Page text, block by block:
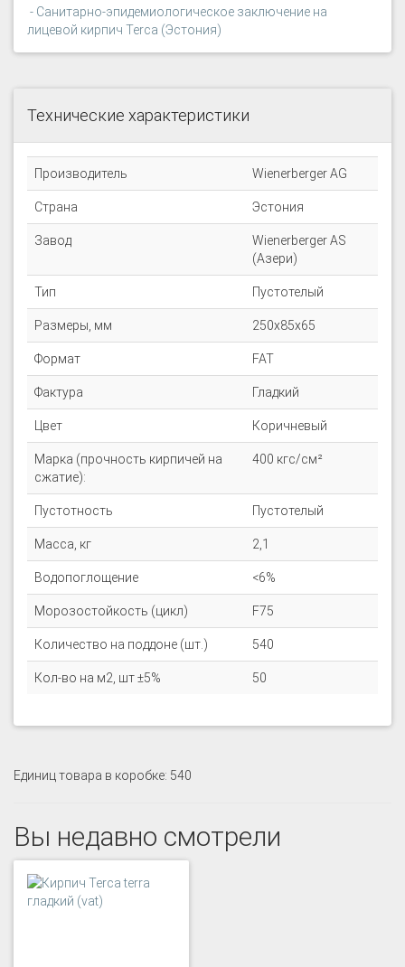
- Санитарно-эпидемиологическое заключение на
лицевой кирпич Terca (Эстония)
Технические характеристики
Производитель Wienerberger AG
Страна Эстония
Завод
Wienerberger AS
(Азери)
Тип Пустотелый
Размеры, мм 250х85х65
Формат FAT
Фактура Гладкий
Цвет Коричневый
Марка (прочность кирпичей на
сжатие):
400 кгс/см²
Пустотность Пустотелый
Масса, кг 2,1
Водопоглощение <6%
Морозостойкость (цикл) F75
Количество на поддоне (шт.) 540
Кол-во на м2, шт ±5% 50
Единиц товара в коробке: 540
Вы недавно смотрели